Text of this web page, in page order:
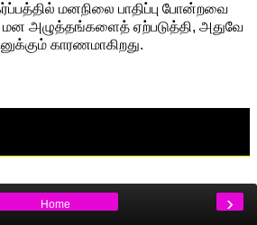
மனநிலை பாதிப்பு போன்றவை
மன அழுத்தங்களைத் ஏற்படுத்தி, அதுவே
காரணமாகிறது.
›
Home